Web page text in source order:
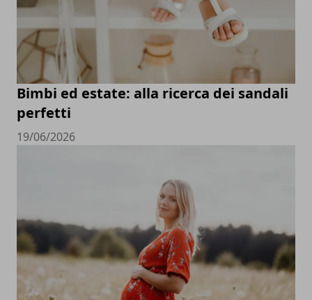
Bimbi ed estate: alla ricerca dei sandali
perfetti
19/06/2026